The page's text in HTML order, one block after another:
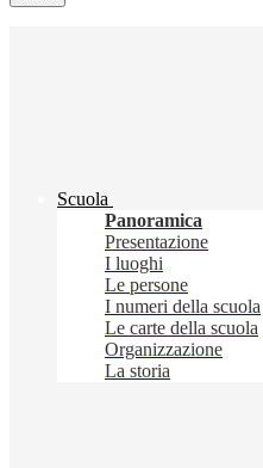
Scuola
Panoramica
Presentazione
I luoghi
Le persone
I numeri della scuola
Le carte della scuola
Organizzazione
La storia